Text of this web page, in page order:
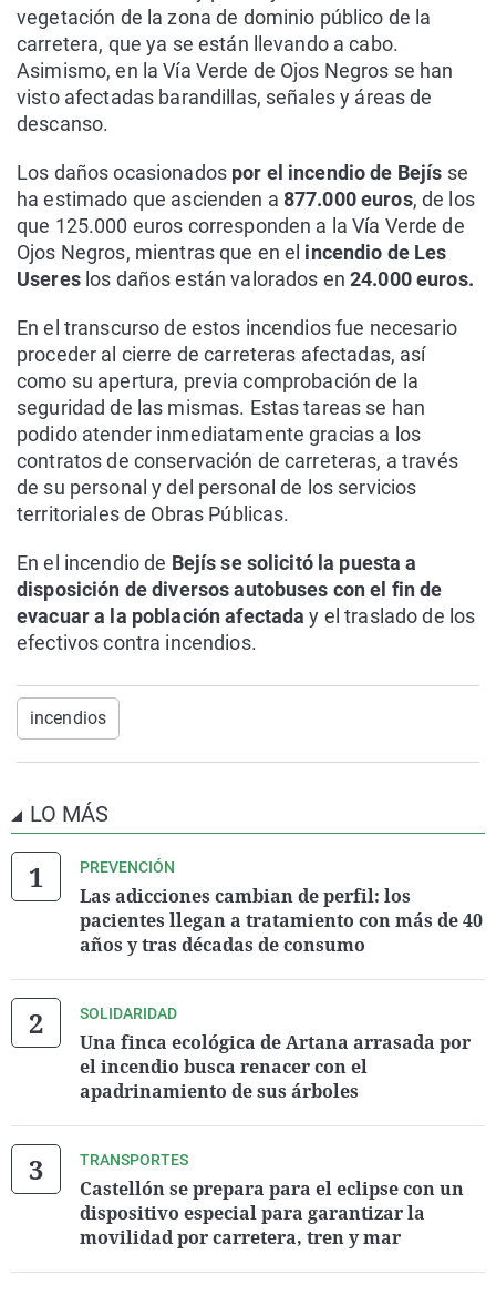
vegetación de la zona de dominio público de la
carretera, que ya se están llevando a cabo.
Asimismo, en la Vía Verde de Ojos Negros se han
visto afectadas barandillas, señales y áreas de
descanso.
Los daños ocasionados por el incendio de Bejís se
ha estimado que ascienden a 877.000 euros, de los
que 125.000 euros corresponden a la Vía Verde de
Ojos Negros, mientras que en el incendio de Les
Usereslos daños están valorados en24.000 euros.
En el transcurso de estos incendios fue necesario
proceder al cierre de carreteras afectadas, así
como su apertura, previa comprobación de la
seguridad de las mismas. Estas tareas se han
podido atender inmediatamente gracias a los
contratos de conservación de carreteras, a través
de su personal y del personal de los servicios
territoriales de Obras Públicas.
En el incendio de Bejís se solicitó la puesta a
disposición de diversos autobuses con el fin de
evacuar a la población afectada y el traslado de los
efectivos contra incendios.
incendios
LO MÁS
PREVENCIÓN
Las adicciones cambian de perfil: los
pacientes llegan a tratamiento con más de 40
años y tras décadas de consumo
SOLIDARIDAD
Una finca ecológica de Artana arrasada por
el incendio busca renacer con el
apadrinamiento de sus árboles
TRANSPORTES
Castellón se prepara para el eclipse con un
dispositivo especial para garantizar la
movilidad por carretera, tren y mar